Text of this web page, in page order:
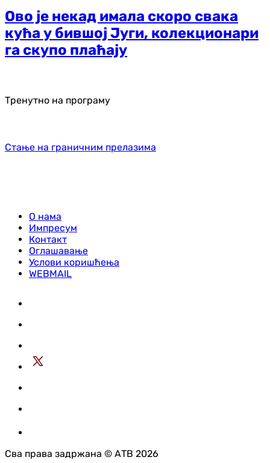
Ово је некад имала скоро свака
кућа у бившој Југи, колекционари
га скупо плаћају
Тренутно на програму
Стање на граничним прелазима
О нама
Импресум
Контакт
Оглашавање
Услови коришћења
WEBMAIL
Сва права задржана © АТВ 2026